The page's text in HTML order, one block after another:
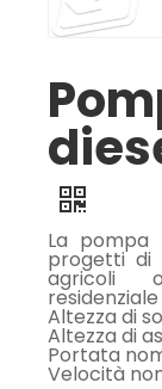
La
progetti di
agricoli
residenziale
Altezza di
Altezza di
Portata
Velocità